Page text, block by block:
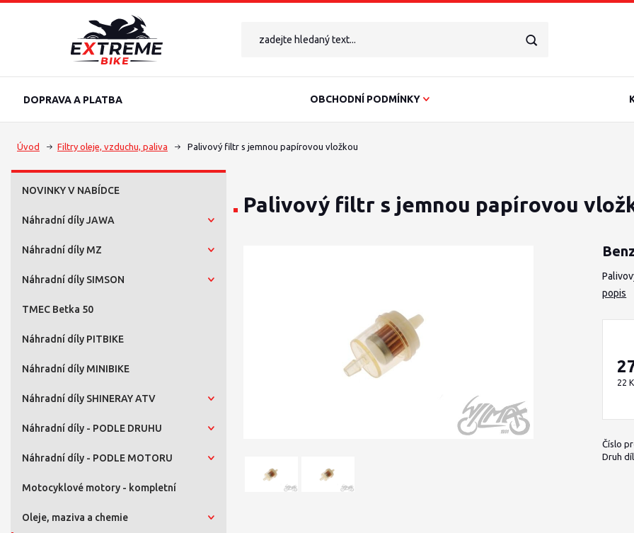
DOPRAVA A PLATBA OBCHODNÍ PODMÍNKY
Úvod Filtry oleje, vzduchu, paliva Palivový filtr s jemnou papírovou vložkou
NOVINKY V NABÍDCE
Náhradní díly JAWA
Náhradní díly MZ
Náhradní díly SIMSON
TMEC Betka 50
Náhradní díly PITBIKE
Náhradní díly MINIBIKE
Náhradní díly SHINERAY ATV
Náhradní díly - PODLE DRUHU
Náhradní díly - PODLE MOTORU
Motocyklové motory - kompletní
Oleje, maziva a chemie
Palivový filtr s jemnou papírovou
popis
22
Číslo
Druh